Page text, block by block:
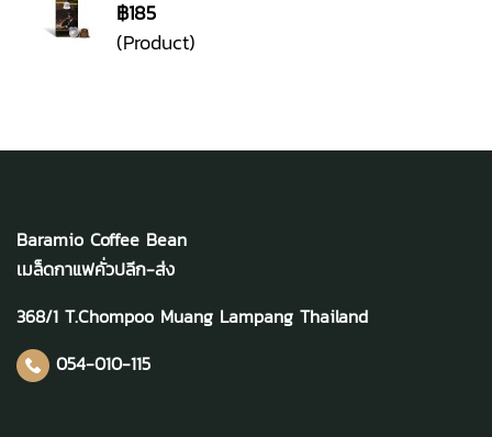
฿185
(Product)
Baramio Coffee Bean
เมล็ดกาแฟคั่วปลีก-ส่ง
368/1 T.Chompoo Muang Lampang Thailand
054-010-115